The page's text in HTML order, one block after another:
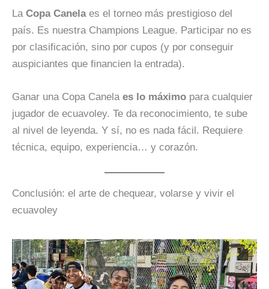
La Copa Canelaes el torneo más prestigioso del
país. Es nuestra Champions League. Participar no es
por clasificación, sino por cupos (y por conseguir
auspiciantes que financien la entrada).
Ganar una Copa Canela es lo máximo para cualquier
jugador de ecuavoley. Te da reconocimiento, te sube
al nivel de leyenda. Y sí, no es nada fácil. Requiere
técnica, equipo, experiencia… y corazón.
Conclusión: el arte de chequear, volarse y vivir el
ecuavoley